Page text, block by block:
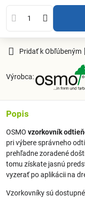
Pridať k Obľúbeným
Výrobca:
Popis
OSMO vzorkovník
pri výbere správneho
prehľadne zoradené
tomu získate jasnú
vyzerať po aplikácii na
Vzorkovníky sú